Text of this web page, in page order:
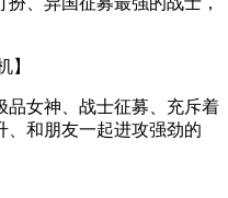
】
品女神、战士征募、充斥着
、和朋友一起进攻强劲的